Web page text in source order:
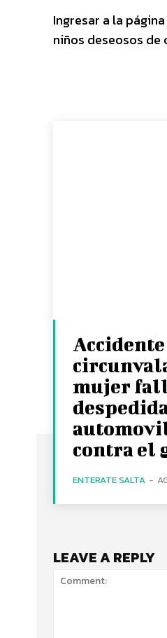
Ingresar a la
niños deseosos
mujer
contra el
ENTERATE SALTA -
LEAVE A REPLY